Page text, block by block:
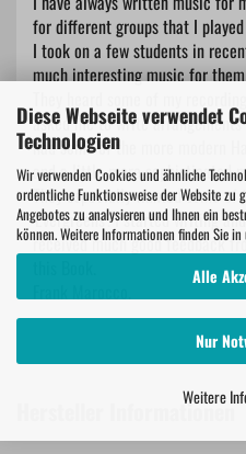
Diese Webseite verwendet
Technologien
Wir verwenden Cookies und ähnliche
ordentliche Funktionsweise der Website zu
Angebotes zu analysieren und Ihnen ein
können. Weitere Informationen finden Sie in
Alle
Nur
Weitere
for different groups that I
I took on a few students in
much interesting music for
asked me to write
had some of the more modern
and a little more sophisticated
They especially wanted some
'Evergreens'. I started writing
received much good feedback
Hersteller Informationen